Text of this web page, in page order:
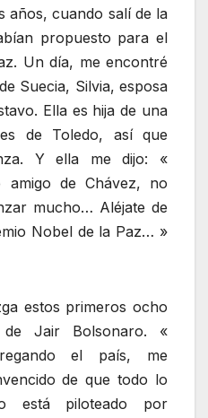
años, cuando salí de la
propuesto para el
Un día, me encontré
Suecia, Silvia, esposa
Ella es hija de una
de Toledo, así que
Y ella me dijo: «
amigo de Chávez, no
mucho… Aléjate de
Nobel de la Paz… »
estos primeros ocho
Jair Bolsonaro. «
el país, me
de que todo lo
está piloteado por